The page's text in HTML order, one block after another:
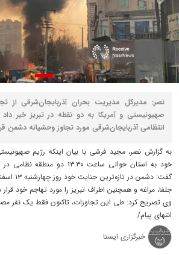
نصر: مدیرکل مدیریت بحران آذربایجان‌شرقی از
صهیونیستی و آمریکا به دو نقطه در تبریز خبر
انتظامی آذربایجان‌شرقی مورد تجاوز وحشیانه دشمن
به گزارش نصر، مجید فرشی با بیان اینکه رژیم
خود به استان حوالی ساعت ۱۳:۳۰
گفت:
جلفا، مراغه و همچنین اطراف تبریز را مورد تهاجم خود
وی تصریح کرد: طی این تجاوزات، تاکنون فقط یک‌ نفر
انتهای پیام/
خبرگزاری ایسنا